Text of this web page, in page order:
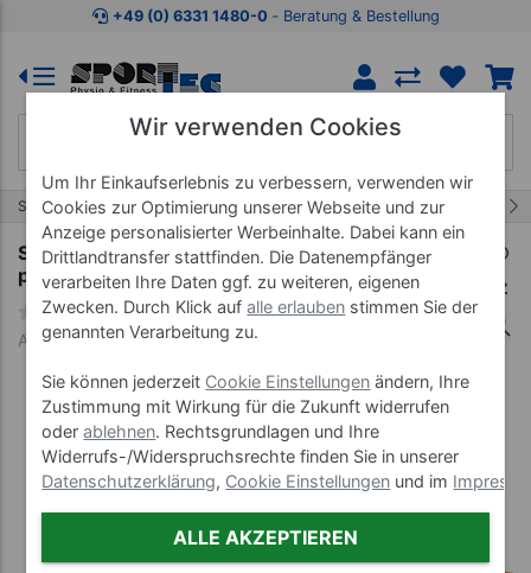
Zum Kaufbereich springen Zur Produktbeschreibung
+49 (0) 6331 1480-0 ‐ Beratung & Bestellung
Start Fitness-Bänder Sanctband
Sanctband 2 m mit Türanker, extra leicht,
pfirsich
Art-Nr. 33021
Wir verwenden Cookies
Um Ihr Einkaufserlebnis zu verbessern, verwenden wir
Cookies zur Optimierung unserer Webseite und zur
Anzeige personalisierter Werbeinhalte. Dabei kann ein
Drittlandtransfer stattfinden. Die Datenempfänger
verarbeiten Ihre Daten ggf. zu weiteren, eigenen
Zwecken. Durch Klick aufalle erlauben stimmen Sie der
genannten Verarbeitung zu.
Sie können jederzeit Cookie Einstellungen ändern, Ihre
Zustimmung mit Wirkung für die Zukunft widerrufen
oderablehnen. Rechtsgrundlagen und Ihre
Widerrufs-/Widerspruchsrechte finden Sie in unserer
Datenschutzerklärung, Cookie Einstellungen und im
ALLE AKZEPTIEREN